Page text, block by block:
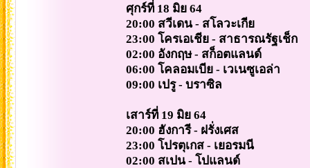
ศุกร์ที่ 18 มิย 64
20:00 สวีเดน - สโลวะเกีย
23:00 โครเอเชีย - สาธารณรัฐเช็ก
02:00 อังกฤษ - สก็อตแลนด์
06:00 โคลอมเบีย - เวเนซูเอล่า
09:00 เปรู - บราซิล
เสาร์ที่ 19 มิย 64
20:00 ฮังการี - ฝรั่งเศส
23:00 โปรตุเกส - เยอรมนี
02:00 สเปน - โปแลนด์